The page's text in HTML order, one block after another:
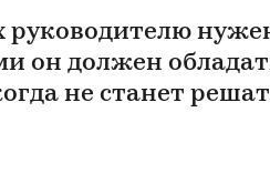
руководителю
он должен
не станет